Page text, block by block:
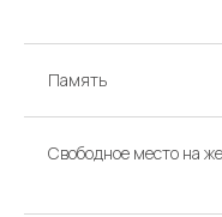
Память
Свободное место на